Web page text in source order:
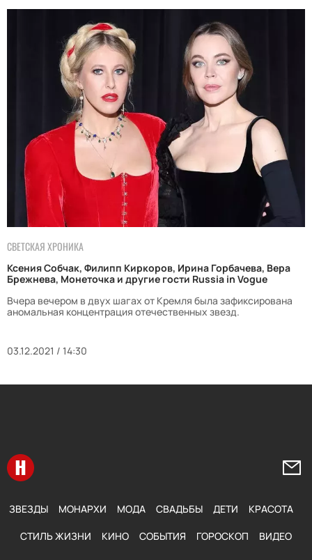
СВЕТСКАЯ ХРОНИКА
Ксения Собчак, Филипп Киркоров, Ирина Горбачева, Вера
Брежнева, Монеточка и другие гости Russia in Vogue
Вчера вечером в двух шагах от Кремля была зафиксирована
аномальная концентрация отечественных звезд.
03.12.2021 / 14:30
Перейти на главную
ЗВЕЗДЫ МОНАРХИ МОДА СВАДЬБЫ ДЕТИ КРАСОТА
СТИЛЬ ЖИЗНИ КИНО СОБЫТИЯ ГОРОСКОП ВИДЕО